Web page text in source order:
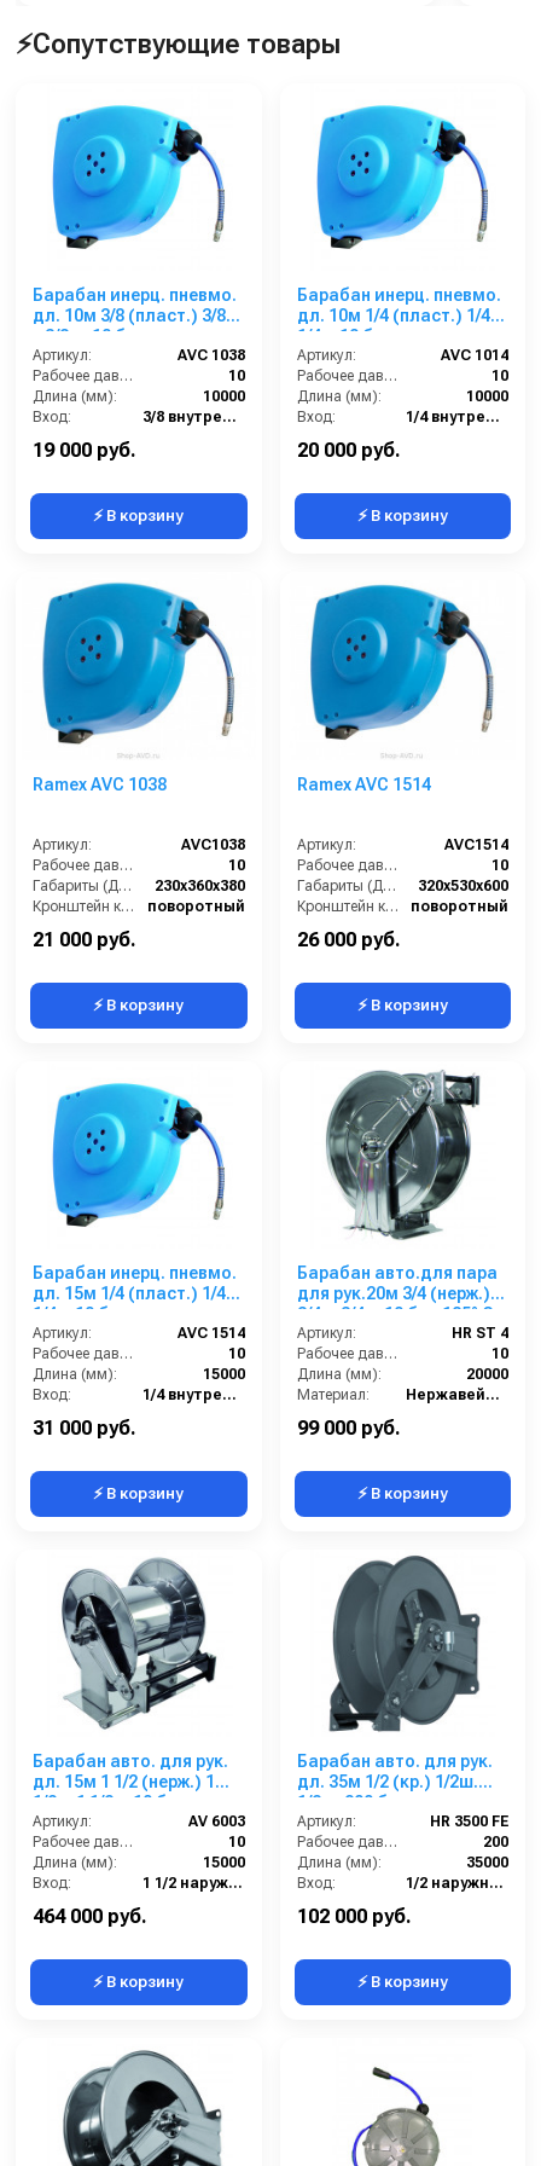
⚡Сопутствующие товары
Барабан инерц. пневмо.
дл. 10м 3/8 (пласт.) 3/8
г.3/8ш. 10 бар
Артикул:
AVC 1038
Рабочее давление (бар):
10
Длина (мм):
10000
Вход:
3/8 внутренняя резьба
19 000 руб.
⚡ В корзину
Барабан инерц. пневмо.
дл. 10м 1/4 (пласт.) 1/4г.
1/4ш 10 бар
Артикул:
AVC 1014
Рабочее давление (бар):
10
Длина (мм):
10000
Вход:
1/4 внутренняя резьба
20 000 руб.
⚡ В корзину
Ramex AVC 1038
Артикул:
AVC1038
Рабочее давление (бар):
10
Габариты (ДхШхВ):
230x360x380
Кронштейн катушки:
поворотный
21 000 руб.
⚡ В корзину
Ramex AVС 1514
Артикул:
AVC1514
Рабочее давление (бар):
10
Габариты (ДхШхВ):
320x530x600
Кронштейн катушки:
поворотный
26 000 руб.
⚡ В корзину
Барабан инерц. пневмо.
дл. 15м 1/4 (пласт.) 1/4г.
1/4ш 10 бар
Артикул:
AVC 1514
Рабочее давление (бар):
10
Длина (мм):
15000
Вход:
1/4 внутренняя резьба
31 000 руб.
⚡ В корзину
Барабан авто.для пара
для рук.20м 3/4 (нерж.)
3/4 г. 3/4 г. 10 бар 185° С
Артикул:
HR ST 4
Рабочее давление (бар):
10
Длина (мм):
20000
Материал:
Нержавейка AISI 304
99 000 руб.
⚡ В корзину
Барабан авто. для рук.
дл. 15м 1 1/2 (нерж.) 1
1/2ш.1 1/2ш.10 бар
Артикул:
AV 6003
Рабочее давление (бар):
10
Длина (мм):
15000
Вход:
1 1/2 наружняя резьба
464 000 руб.
⚡ В корзину
Барабан авто. для рук.
дл. 35м 1/2 (кр.) 1/2ш.
1/2ш. 200 бар
Артикул:
HR 3500 FE
Рабочее давление (бар):
200
Длина (мм):
35000
Вход:
1/2 наружняя резьба
102 000 руб.
⚡ В корзину